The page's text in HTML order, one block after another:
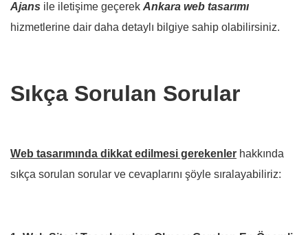
Ajans ile iletişime geçerek Ankara web tasarımı
hizmetlerine dair daha detaylı bilgiye sahip olabilirsiniz.
Sıkça Sorulan Sorular
Web tasarımında dikkat edilmesi gerekenler hakkında
sıkça sorulan sorular ve cevaplarını şöyle sıralayabiliriz: